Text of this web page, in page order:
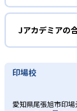
やすい。学校の進
立てられる。
Jアカデミアでは
やスタッフが、
するなどして勉強
Jアカデミアでは
れている。講師や
取り入れている
で自己肯定感を
できる。まずは勉
いる。
こまめ
Jアカデミアは、
トする。次のク
の授業延長が可能
えることで、帰宅
Jアカデミアでは
1カ月前から授業
質問対応などの
Jアカデミアの
Jアカデミアは、
印場校
愛知県尾張旭市印